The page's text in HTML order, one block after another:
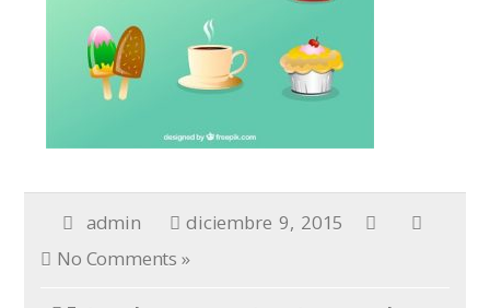
admin
diciembre 9, 2015
No Comments »